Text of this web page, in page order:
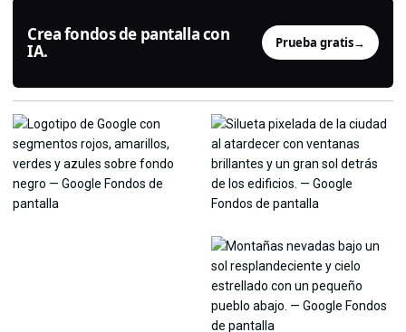
Crea fondos de pantalla con
IA.
Prueba gratis→